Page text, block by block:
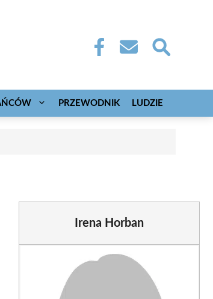
PRZEWODNIK LUDZIE
Irena Horban